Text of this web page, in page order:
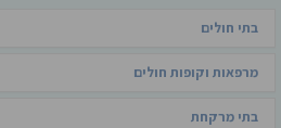
בתי חולים
מרפאות וקופות חולים
בתי מרקחת